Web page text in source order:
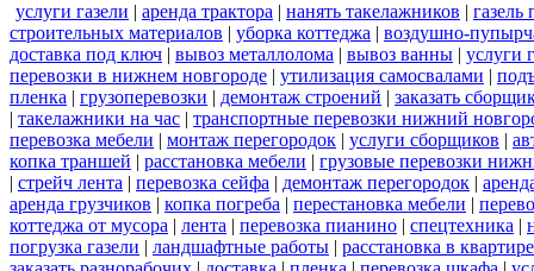
услуги газели | аренда трактора | нанять такелажников |
строительных материалов | уборка коттеджа | воздушно-
доставка под ключ | вывоз металлолома | вывоз ванны | услуги
перевозки в нижнем новгороде | утилизация самосвалами |
пленка | грузоперевозки | демонтаж строений | заказать
| такелажники на час | транспортные перевозки нижний
перевозка мебели | монтаж перегородок | услуги сборщиков |
копка траншей | расстановка мебели | грузовые перевозки
| стрейч лента | перевозка сейфа | демонтаж перегородок |
аренда грузчиков | копка погреба | перестановка мебели |
коттеджа от мусора | лента | перевозка пианино | спецтехника |
погрузка газели | ландшафтные работы | расстановка в квартире